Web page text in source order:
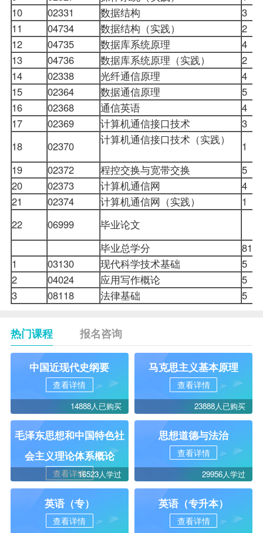
10
02331 数据结构
3
11
04734 数据结构（实践）
2
12
04735 数据库系统原理
4
13
04736 数据库系统原理（实践）
2
14
02338 光纤通信原理
4
15
02364 数据通信原理
5
16
02368 通信英语
4
17
02369 计算机通信接口技术
3
18
02370 计算机通信接口技术（实践）
1
19
02372 程控交换与宽带交换
5
20
02373 计算机通信网
4
21
02374 计算机通信网（实践）
1
22
06999
毕业论文
毕业总学分
81
1
03130 现代科学技术基础
5
2
04024 应用写作概论
5
3
08118 法律基础 5
热门课程 报名咨询
中国近现代史纲要
查看详情
14888人已购买
马克思主义基本原理
查看详情
23888人已购买
毛泽东思想和中国特色社
会主义理论体系概论
查看详情16523人学过
思想道德与法治
查看详情
29956人学过
英语（专）
查看详情
英语（专升本）
查看详情